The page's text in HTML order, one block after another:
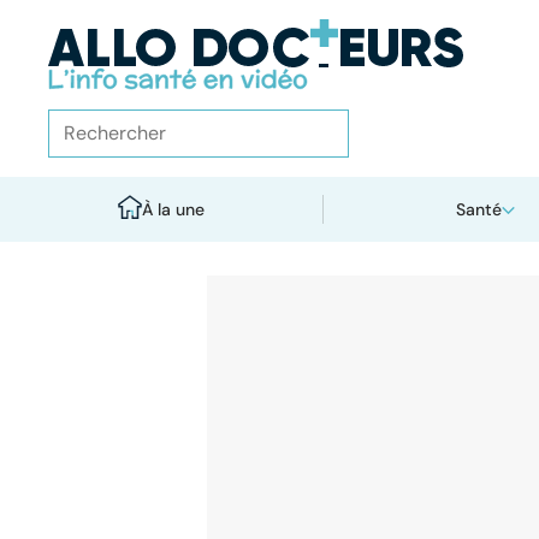
À la une Santé